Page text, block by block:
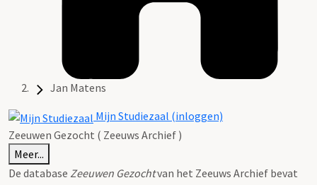
Jan Matens
Mijn Studiezaal (inloggen)
Zeeuwen Gezocht ( Zeeuws Archief )
Meer...
De database Zeeuwen Gezochtvan het Zeeuws Archief bevat